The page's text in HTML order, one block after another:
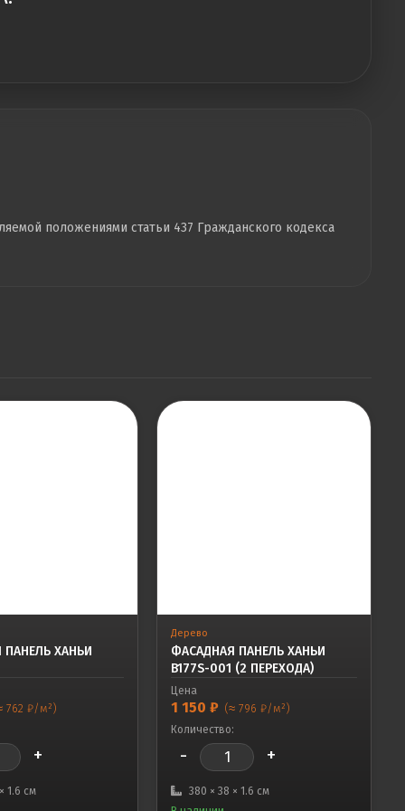
положениями статьи 437 Гражданского кодекса
ХАНЬИ
762 ₽/м²)
+
1.6 см
Дерево
ФАСАДНАЯ ПАНЕЛЬ ХАНЬИ
B177S-001 (2 ПЕРЕХОДА)
Цена
1 150 ₽ (≈ 796 ₽/м²)
Количество:
- +
380 × 38 × 1.6 см